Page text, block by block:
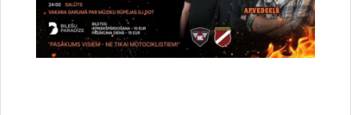
Telpu noma vai zemes noma
Zemes noma